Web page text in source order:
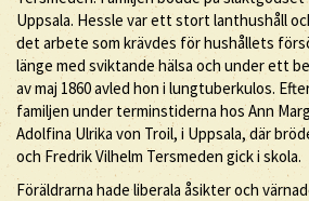
Uppsala. Hessle var ett stort lanthushåll
det arbete som krävdes för hushållets
länge med sviktande hälsa och under ett
av maj 1860 avled hon i lungtuberkulos.
familjen under terminstiderna hos Ann
Adolfina Ulrika von Troil, i Uppsala, där
och Fredrik Vilhelm Tersmeden gick i skola.
Föräldrarna hade liberala åsikter och